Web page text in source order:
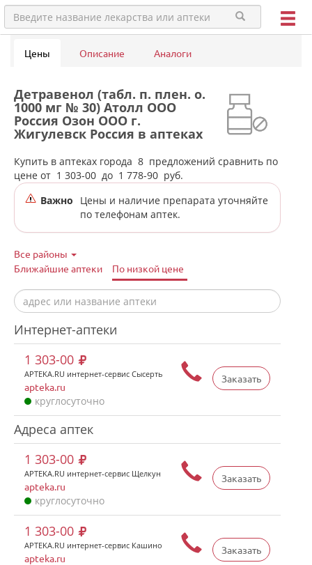
Цены Описание Аналоги
Детравенол (табл. п. плен. о.
1000 мг № 30) Атолл ООО
Россия Озон ООО г.
Жигулевск Россия в аптеках
города Сысерти
Купить в аптеках города 8 предложений сравнить по
цене от 1 303-00 до 1 778-90 руб.
Важно
Цены и наличие препарата уточняйте
по телефонам аптек.
Все районы
Ближайшие аптеки
По низкой цене
Интернет-аптеки
Заказать
1 303-00
APTEKA.RU интернет-сервис Сысерть
apteka.ru
круглосуточно
Адреса аптек
Заказать
1 303-00
APTEKA.RU интернет-сервис Щелкун
apteka.ru
круглосуточно
Заказать
1 303-00
APTEKA.RU интернет-сервис Кашино
apteka.ru